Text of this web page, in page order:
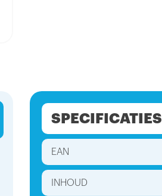
SPECIFICATIES
EAN
INHOUD